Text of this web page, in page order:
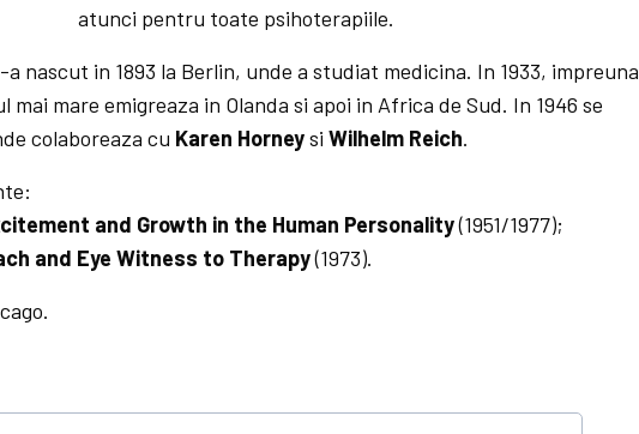
atunci pentru toate psihoterapiile.
a nascut in 1893 la Berlin, unde a studiat medicina. In 1933, impreuna
mai mare emigreaza in Olanda si apoi in Africa de Sud. In 1946 se
colaboreaza cu Karen HorneysiWilhelm Reich.
and Growth in the Human Personality(1951/1977);
and Eye Witness to Therapy(1973).